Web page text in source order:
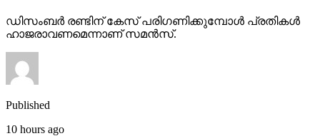
ഡിസംബര്‍ രണ്ടിന് കേസ് പരിഗണിക്കുമ്പോള്‍ പ്രതികള്‍
ഹാജരാവണമെന്നാണ് സമന്‍സ്.
Published
10 hours ago